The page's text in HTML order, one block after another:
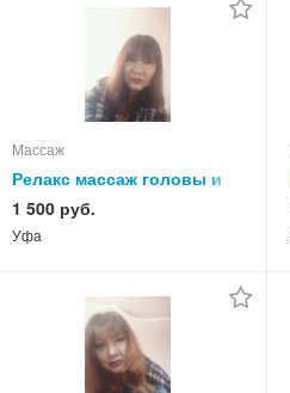
Массаж
Релакс массаж головы и
ШВЗ. Баночный массаж
1 500 руб.
Уфа